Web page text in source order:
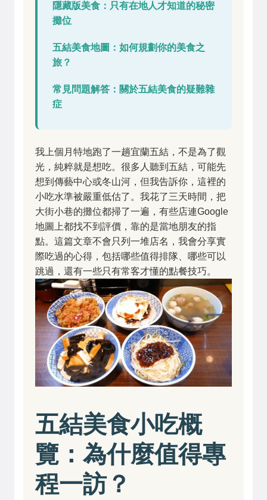
隱藏版美食：只有在地人才知道的秘密
攤位
五結美食地圖：如何規劃你的美食之
旅？
常見問題解答：關於五結美食的疑難雜
症
我上個月特地跑了一趟宜蘭五結，不是為了觀
光，純粹就是想吃。很多人聽到五結，可能先
想到傳藝中心或冬山河，但我告訴你，這裡的
小吃水準被嚴重低估了。我花了三天時間，把
大街小巷的攤位都掃了一遍，有些店連Google
地圖上都找不到評價，靠的是當地朋友的指
點。這篇文章不會只列一堆店名，我會分享實
際吃過的心得，包括哪些值得排隊、哪些可以
跳過，還有一些只有常客才懂的點餐技巧。
五結美食小吃概
覽：為什麼值得專
程一訪？